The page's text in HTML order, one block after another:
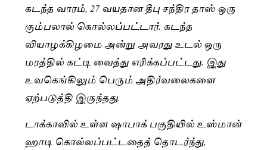
கடந்த வாரம், 27 வயதான தீபு சந்திர தாஸ் ஒரு
கும்பலால் கொல்லப்பட்டார். கடந்த
வியாழக்கிழமை அன்று அவரது உடல் ஒரு
மரத்தில் கட்டி வைத்து எரிக்கப்பட்டது. இது
உவகெங்கிலும் பெரும் அதிர்வலைகளை
ஏற்படுத்தி இருந்தது.
டாக்காவில் உள்ள ஷாபாக் பகுதியில் உஸ்மான்
ஹாடி கொல்லப்பட்டதைத் தொடர்ந்து,